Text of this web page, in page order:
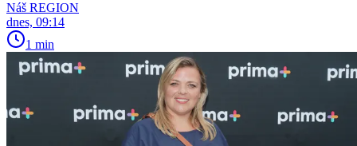
Náš REGION
dnes, 09:14
1 min